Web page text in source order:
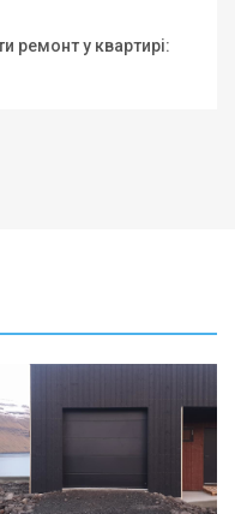
ремонт у квартирі: